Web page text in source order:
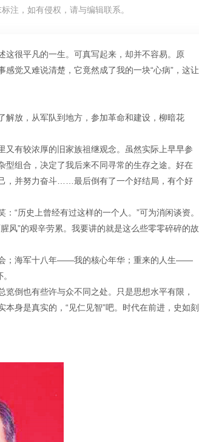
注，如有侵权，请与编辑联系。
这很平凡的一生。可真写起来，却并不容易。原
觉又难说清楚，它竟然成了我的一块“心病”，这让
解放，从军队到地方，参加革命和建设，柳暗花
又有较浓厚的旧家族祖继观念。虽然实际上早早参
型组合，决定了我后来不同寻常的生存之途。好在
，并努力奋斗……最后倒有了一个好结局，有个好
“历史上曾经有过这样的一个人。”可为消闲谈资。
风”的艰辛劳累。我要讲的就是这么些零零碎碎的故
；海军十八年——我的核心年华；重来的人生——
倒也有些许与众不同之处。只是思想水平有限，
身是真实的，“见仁见智”吧。时代在前进，史如刻